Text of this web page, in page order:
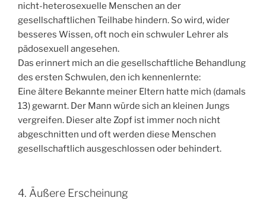
nicht-heterosexuelle Menschen an der
gesellschaftlichen Teilhabe hindern. So wird, wider
besseres Wissen, oft noch ein schwuler Lehrer als
pädosexuell angesehen.
Das erinnert mich an die gesellschaftliche Behandlung
des ersten Schwulen, den ich kennenlernte:
Eine ältere Bekannte meiner Eltern hatte mich (damals
13) gewarnt. Der Mann würde sich an kleinen Jungs
vergreifen. Dieser alte Zopf ist immer noch nicht
abgeschnitten und oft werden diese Menschen
gesellschaftlich ausgeschlossen oder behindert.
4. Äußere Erscheinung